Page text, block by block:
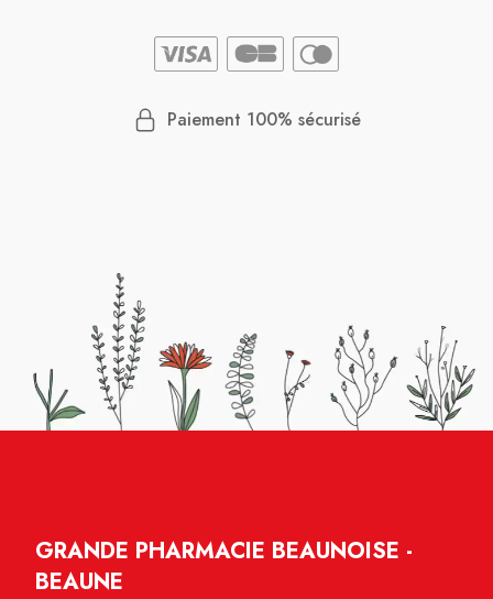
Paiement 100% sécurisé
GRANDE PHARMACIE BEAUNOISE -
BEAUNE